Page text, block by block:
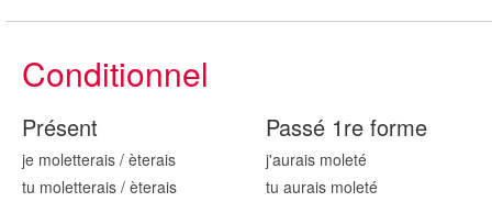
Conditionnel
Présent
je moletterais / èterais
tu moletterais / èterais
Passé 1re forme
j'aurais moleté
tu aurais moleté